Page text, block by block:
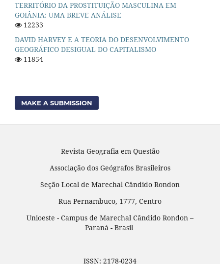
TERRITÓRIO DA PROSTITUIÇÃO MASCULINA EM
GOIÂNIA: UMA BREVE ANÁLISE
12233
DAVID HARVEY E A TEORIA DO DESENVOLVIMENTO
GEOGRÁFICO DESIGUAL DO CAPITALISMO
11854
MAKE A SUBMISSION
Revista Geografia em Questão
Associação dos Geógrafos Brasileiros
Seção Local de Marechal Cândido Rondon
Rua Pernambuco, 1777, Centro
Unioeste - Campus de Marechal Cândido Rondon –
Paraná - Brasil
ISSN: 2178-0234